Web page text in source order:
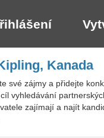
Kanada
své zájmy a přidejte
vyhledávání
zajímají a najít